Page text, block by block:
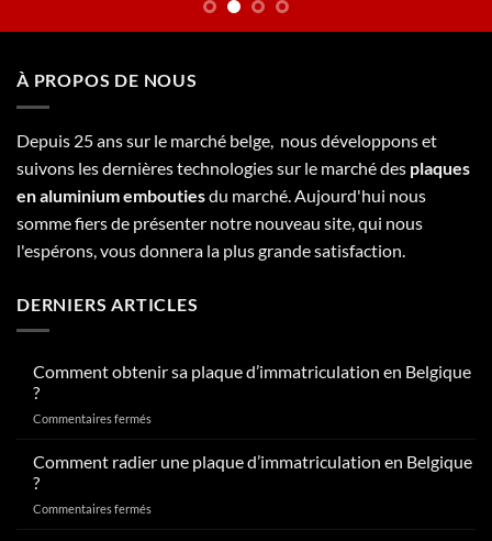
À PROPOS DE NOUS
Depuis 25 ans sur le marché belge, nous développons et
suivons les dernières technologies sur le marché des plaques
en aluminium emboutiesdu marché. Aujourd'hui nous
somme fiers de présenter notre nouveau site, qui nous
l'espérons, vous donnera la plus grande satisfaction.
DERNIERS ARTICLES
Comment obtenir sa plaque d’immatriculation en Belgique
?
Commentaires ferméssur
sa
d’immatriculation
Comment radier une plaque d’immatriculation en Belgique
?
Commentaires ferméssur